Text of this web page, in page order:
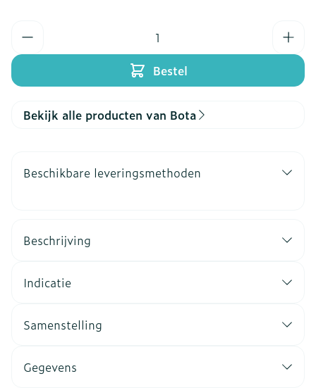
Bestel
Bekijk alle producten van Bota
Beschikbare leveringsmethoden
Beschrijving
Indicatie
Samenstelling
Gegevens